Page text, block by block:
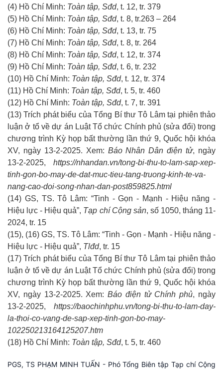
(4) Hồ Chí Minh: Toàn tập, Sđd, t. 12, tr. 379
(5) Hồ Chí Minh: Toàn tập, Sđd, t. 8, tr.263 – 264
(6) Hồ Chí Minh: Toàn tập, Sđd, t. 13, tr. 75
(7) Hồ Chí Minh: Toàn tập, Sđd, t. 8, tr. 264
(8) Hồ Chí Minh: Toàn tập, Sđd, t. 12, tr. 374
(9) Hồ Chí Minh: Toàn tập, Sđd, t. 6, tr. 232
(10) Hồ Chí Minh: Toàn tập, Sđd, t. 12, tr. 374
(11) Hồ Chí Minh: Toàn tập, Sđd, t. 5, tr. 460
(12) Hồ Chí Minh: Toàn tập, Sđd, t. 7, tr. 391
(13) Trích phát biểu của Tổng Bí thư Tô Lâm tại phiên thảo
luận ở tổ về dự án Luật Tổ chức Chính phủ (sửa đổi) trong
chương trình Kỳ họp bất thường lần thứ 9, Quốc hội khóa
XV, ngày 13-2-2025. Xem: Báo Nhân Dân điện tử, ngày
13-2-2025, https://nhandan.vn/tong-bi-thu-to-lam-sap-xep-
tinh-gon-bo-may-de-dat-muc-tieu-tang-truong-kinh-te-va-
nang-cao-doi-song-nhan-dan-post859825.html
(14) GS, TS. Tô Lâm: “Tinh - Gọn - Mạnh - Hiệu năng -
Hiệu lực - Hiệu quả”, Tạp chí Cộng sản, số 1050, tháng 11-
2024, tr. 15
(15), (16) GS, TS. Tô Lâm: “Tinh - Gọn - Mạnh - Hiệu năng -
Hiệu lực - Hiệu quả”, Tlđd, tr. 15
(17) Trích phát biểu của Tổng Bí thư Tô Lâm tại phiên thảo
luận ở tổ về dự án Luật Tổ chức Chính phủ (sửa đổi) trong
chương trình Kỳ họp bất thường lần thứ 9, Quốc hội khóa
XV, ngày 13-2-2025. Xem:Báo điện tử Chính phủ, ngày
13-2-2025, https://baochinhphu.vn/tong-bi-thu-to-lam-day-
la-thoi-co-vang-de-sap-xep-tinh-gon-bo-may-
102250213164125207.htm
(18) Hồ Chí Minh: Toàn tập, Sđd, t. 5, tr. 460
PGS, TS PHẠM MINH TUẤN - Phó Tổng Biên tập Tạp chí Cộng